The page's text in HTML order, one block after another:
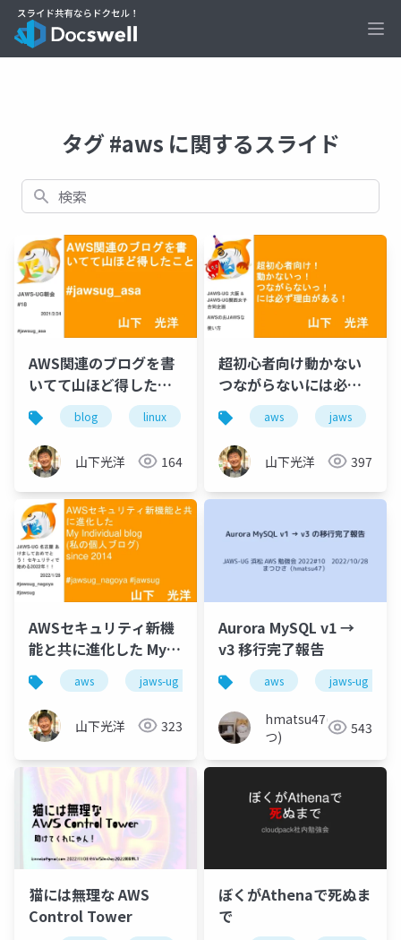
タグ #aws に関するスライド
検索
AWS関連のブログを書
いてて山ほど得したこ
と
blog linux aws
山下光洋 164
超初心者向け動かない
つながらないには必ず
理由がある Jaws-ug
osaka awsのおjawsな
使い方
aws jaws
山下光洋 397
AWSセキュリティ新機
能と共に進化した My
Individual blog (私の
個人ブログ) since 2014
aws jaws-ug wordpress
山下光洋 323
Aurora MySQL v1 →
v3 移行完了報告
aws jaws-ug
hmatsu47(ま
つ)
543
猫には無理な AWS
Control Tower
ぼくがAthenaで死ぬま
で